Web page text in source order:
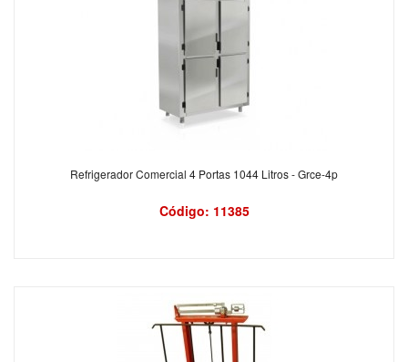
Refrigerador Comercial 4 Portas 1044 Litros - Grce-4p
Código: 11385